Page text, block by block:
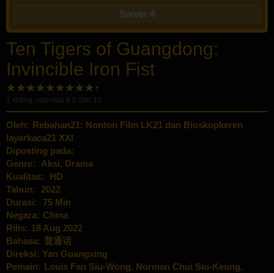
Server 4
Ten Tigers of Guangdong:
Invincible Iron Fist
1 voting, rata-rata 9.0 dari 10
Oleh: Rebahan21: Nonton Film LK21 dan Bioskopkeren
layarkaca21 XXI
Diposting pada:
Genre:
Aksi, Drama
Kualitas:
HD
Tahun:
2022
Durasi:
75 Min
Negara: China
Rilis: 18 Aug 2022
Bahasa: 普通话
Direksi: Yan Guangxing
Pemain: Louis Fan Siu-Wong, Norman Chui Siu-Keung,